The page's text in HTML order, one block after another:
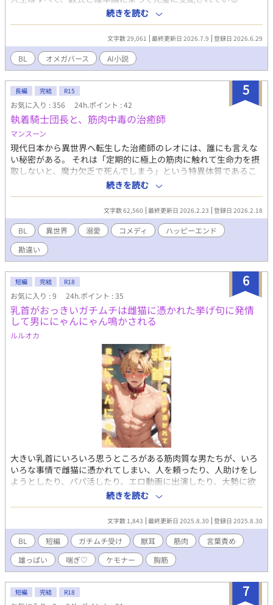
で、敏感になった陰嚢を揉みしだく。もちろん、火の点いた22歳
の欲望を抑えきれるはずもなく、どうしようもなく屹立してしま
う男根――。カメラの前であることにかえって興奮を煽られたオ
スたちは、自らの粘膜を、最も敏感な場所を、快楽のまま追い詰
めていく。 ​普通なら一生モノのトラウマになるような恥辱のシチ
ュエーションでさえ、ノンケ体育会の彼らはSNSでのトレンド入
りを競い合い、カメラの前で「誰のモノが一番デカく、激しく立
っているか」を誇示するように楽しんでしまう。生放送という極
限の緊張感が、彼らの性欲を臨界点まで押し上げ、射精を堪える
たびに肉体はさらに硬く、熱く、卑猥に脈打つ！ ​彼らは無事に放
送終了まで射精を我慢できるのか？ 抑圧された欲望は、いつ、ど
のように火を噴くのか？ 彼らの痴態は、どんな反響を巻き起こす
のか？ 羞恥を興奮に変えるノンケ男子たちの姿に、目が離せない
シリーズ第11作！ ​（過激な描写を含むため、18歳以上の読者に限
定） ​【「男子体操部シリーズ」の第11作です。これまでの作品を
先に読んでいただけると、なお一層お楽しみいただけます！】
はずだった。 ある春の日、大学のキャンパスで一人の美しいオメ
ガ、蓮見絢（はすみ・じゅん）と衝突したことで、哲弘の完璧な
脳内CPUはフリーズする。それは、現代の生物学において数億分
の一の確率で発生するという『運命の番』だった。 白百合の匂い
を纏い、首元に古い抑制カラーを巻いた絢には、ある「暗い過
去」があり……？ 実家の母を取り巻く騒がしい大人たちを巻き込
みながら、若き天才アルファが人生最大の『投資（初恋）』にす
べてを賭けて挑む、甘くてカオスなオメガバース・スピンオフ！
【登場人物紹介】 ■ 主要人物 浅倉 哲弘（あさくら てつひろ）／
21歳・α（アルファ） 大学に通いながら、自興したIT企業のCEO
を務める若き天才投資家。経済学とリーガルマインドで生きる冷
徹な合理主義者……だったが、絢に出会ってからは一途で狂気的
な独占欲を発揮する。中学のバース検査でアルファと判明して以
降、ぐんぐんと背が伸び、今では大男二人（御堂・鮫島）と並ぶ
体躯を持つ。 蓮見 絢（はすみ じゅん）／ 21歳・Ω（オメガ） 美
術系の専門書やスケッチブックを抱える、息を呑むような超美
形。哲弘の母（馨）の面影をどこか彷彿とさせるキリッとした涼
しげな目元を持つが、その奥には儚い影がある。首元には少し古
びた革製の抑制カラーを巻いている。雨上がりの夜にひっそりと
咲く白百合のような、ひどく冷ややかで甘いフェロモンを放つ。
浅倉 馨（あさくら かおる）／ 51歳・Ω（オメガ） 哲弘の母。下
町の中華料理屋『大龍』でアルバイトする、猛々しくも気高きオ
メガ。哲弘が世界で一番愛し、尊敬している存在。大人二人から
の高級な貢ぎ物を一蹴しては正座させるのが日常。 御堂 公介（み
どう こうすけ）／ 47歳・α（アルファ） 敏腕弁護士。馨のことが
好きすぎて、現在は哲弘の会社の筆頭株主として「リーガル投
資」を行っている。哲弘にとっては中学生の頃からの格好の資金
源。 鮫島 烈（さめじま れつ）／ 38歳・α（アルファ） 現役警察
官。バキバキの胸筋を持つ体力バカ。御堂と同じく馨にベタ惚れ
で、哲弘の会社の株主。何かと理由をつけては『大龍』の警護
（不審なパトロール）をしようとする。 天国の父ちゃん 馨の最愛
の旦那であり、哲弘の父親。いつも賑やかな家族を見守ってい
続きを読む
文字数 29,061 最終更新日 2026.7.9 登録日 2026.6.29
BL オメガバース AI小説
5
長編 完結 R15
お気に入り : 356 24h.ポイント : 42
執着騎士団長と、筋肉中毒の治癒師
マンスーン
現代日本から異世界へ転生した治癒師のレオには、誰にも言えな
い秘密がある。 それは「定期的に極上の筋肉に触れて生命力を摂
取しないと、魔力欠乏で死んでしまう」という特異体質であるこ
と！ ​命をつなぐため、そして何より己のフェティシズムを満たす
ため、レオがターゲットに選んだのは「氷の騎士団長」と恐れら
れる英雄ガドリエル。 ​「あぁっ、すごい……硬いですガドリエル
様ッ！（大胸筋が）」 「……っ、治療中にそんな熱っぽい声を出
すなッ」 ​生きるために必死で揉みしだくレオを、ガドリエルは
「これほど俺の身を案じてくれるとは」と都合よく勘違い 触られ
たいムッツリ攻め×触りたい変態受け
続きを読む
文字数 62,560 最終更新日 2026.2.23 登録日 2026.2.18
BL 異世界 溺愛 コメディ
ハッピーエンド
勘違い
6
短編 完結 R18
お気に入り : 9 24h.ポイント : 35
乳首がおっきいガチムチは雌猫に憑かれた挙げ句に発情
して男ににゃんにゃん鳴かされる
ルルオカ
大きい乳首にいろいろ思うところがある筋肉質な男たちが、いろ
いろな事情で雌猫に憑かれてしまい、人を頼ったり、人助けをし
ようとしたり、パパ活したり、エロ動画に出演したり、大勢に欲
情されたり、大興奮の野郎どもにぐちゃぐちゃに食われるBL短編
集です。 イラストを見てほぼ即興で勢いで書いたBL小説10作、挿
絵つき。 猫耳と尻尾をつけた金髪ガチムチ総受けのエロエロヤッ
ホーなR18。 こちらは試し読みになります。 本編は電子書籍で販
売中。 詳細を知れるブログのリンクは↓にあります。
続きを読む
文字数 1,843 最終更新日 2025.8.30 登録日 2025.8.30
BL 短編 ガチムチ受け 獣耳 筋肉
言葉責め
雄っぱい
喘ぎ♡ ケモナー 胸筋
7
短編 完結 R18